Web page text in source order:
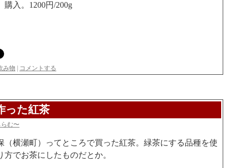
購入。1200円/200g
み物 コメントする
った紅茶
む〜
（横瀬町）ってところで買った紅茶。緑茶にする品種を使
方でお茶にしたものだとか。